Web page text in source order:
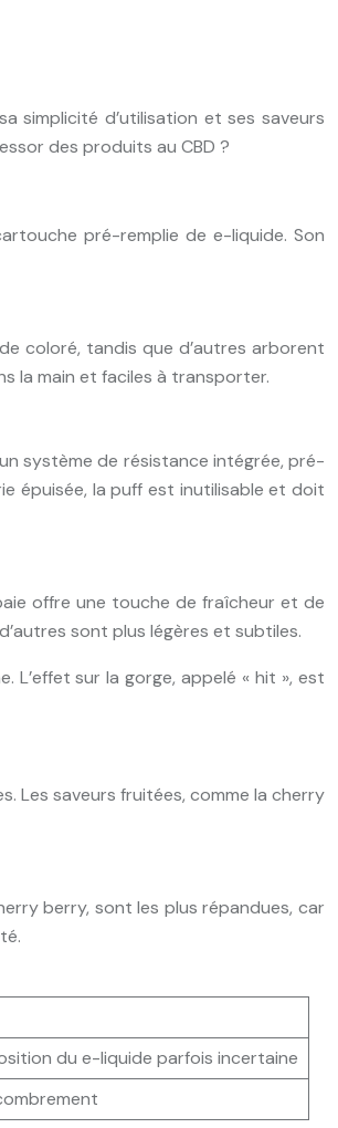
simplicité d’utilisation et ses saveurs
des produits au CBD ?
pré-remplie de e-liquide. Son
coloré, tandis que d’autres arborent
la main et faciles à transporter.
système de résistance intégrée, pré-
épuisée, la puff est inutilisable et doit
offre une touche de fraîcheur et de
sont plus légères et subtiles.
sur la gorge, appelé « hit », est
Les saveurs fruitées, comme la cherry
berry, sont les plus répandues, car
du e-liquide parfois incertaine